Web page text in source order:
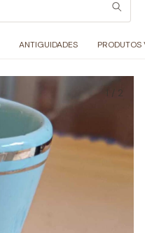
ANTIGUIDADES PRODUTOS
/ 2